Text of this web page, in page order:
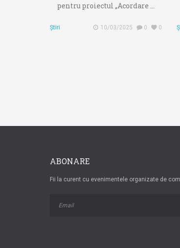
pentru proiectul „Acordare ...
Știri 10/03/2025 0 0
ABONARE
Fii la curent cu evenimentele organizate de